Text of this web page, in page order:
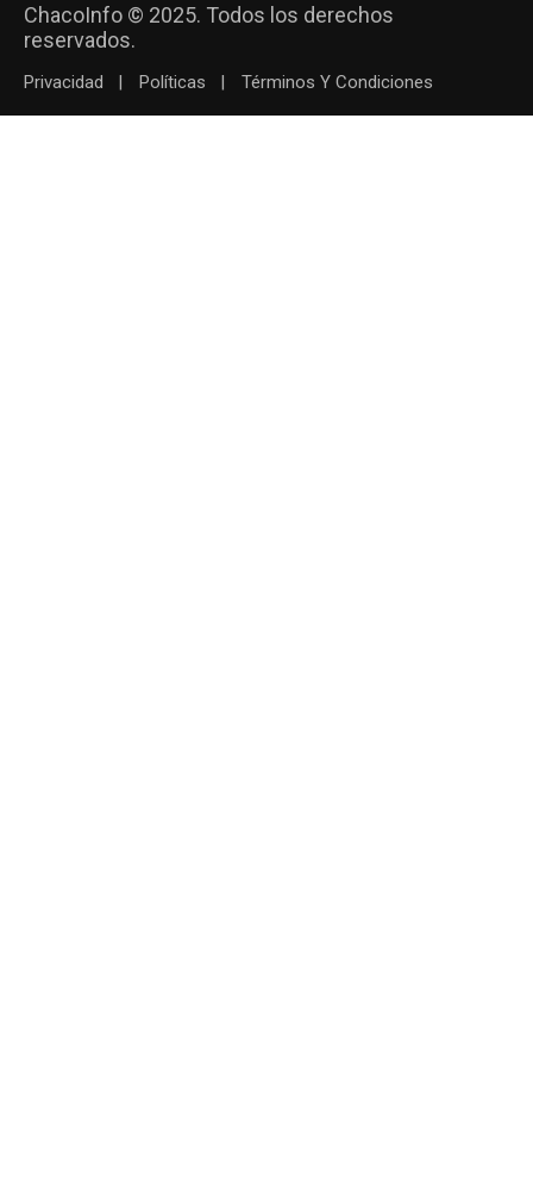
ChacoInfo © 2025. Todos los derechos
reservados.
Privacidad Políticas Términos Y Condiciones